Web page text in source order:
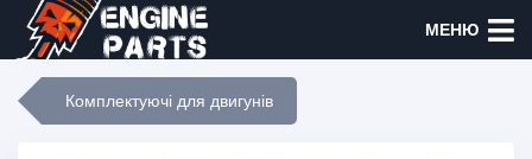
МЕНЮ
Комплектуючі для двигунів